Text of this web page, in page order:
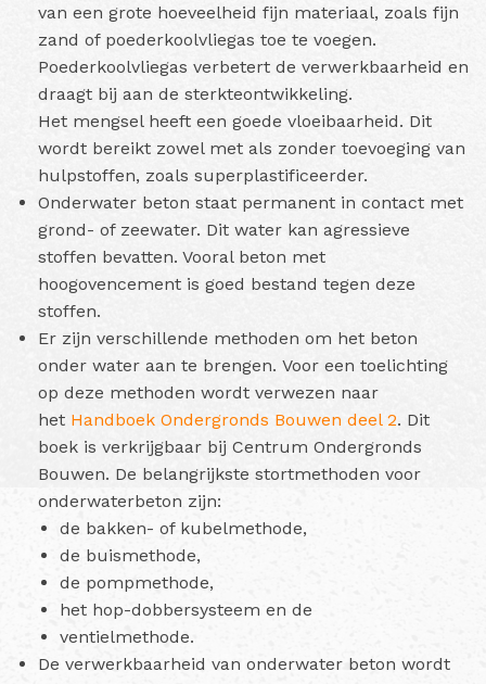
van een grote hoeveelheid fijn materiaal, zoals fijn
zand of poederkoolvliegas toe te voegen.
Poederkoolvliegas verbetert de verwerkbaarheid en
draagt bij aan de sterkteontwikkeling.
Het mengsel heeft een goede vloeibaarheid. Dit
wordt bereikt zowel met als zonder toevoeging van
hulpstoffen, zoals superplastificeerder.
Onderwater beton staat permanent in contact met
grond- of zeewater. Dit water kan agressieve
stoffen bevatten. Vooral beton met
hoogovencement is goed bestand tegen deze
stoffen.
Er zijn verschillende methoden om het beton
onder water aan te brengen. Voor een toelichting
op deze methoden wordt verwezen naar
het Handboek Ondergronds Bouwen deel 2. Dit
boek is verkrijgbaar bij Centrum Ondergronds
Bouwen. De belangrijkste stortmethoden voor
onderwaterbeton zijn:
de bakken- of kubelmethode,
de buismethode,
de pompmethode,
het hop-dobbersysteem en de
ventielmethode.
De verwerkbaarheid van onderwater beton wordt